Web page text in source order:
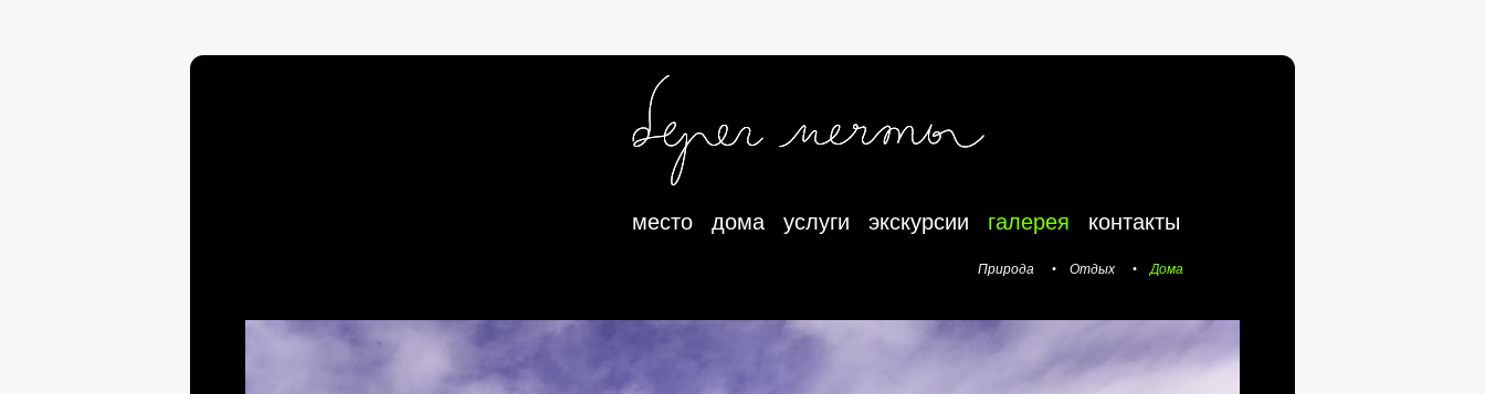
место дома услуги экскурсии галерея контакты
Природа Отдых Дома